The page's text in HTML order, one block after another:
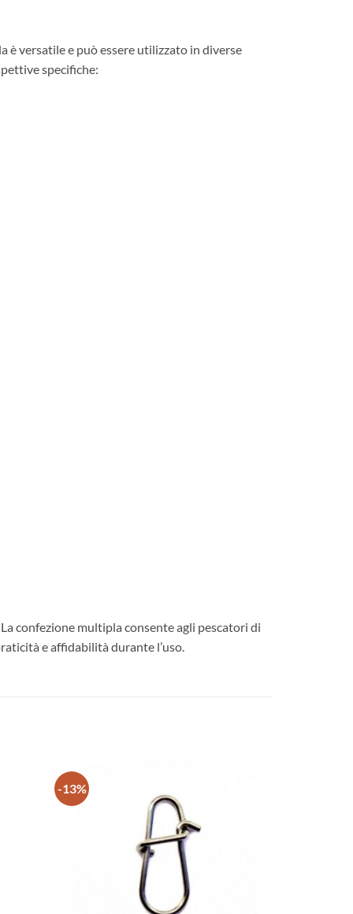
è versatile e può essere utilizzato in diverse
specifiche:
confezione multipla consente agli pescatori di
e affidabilità durante l’uso.
-13%